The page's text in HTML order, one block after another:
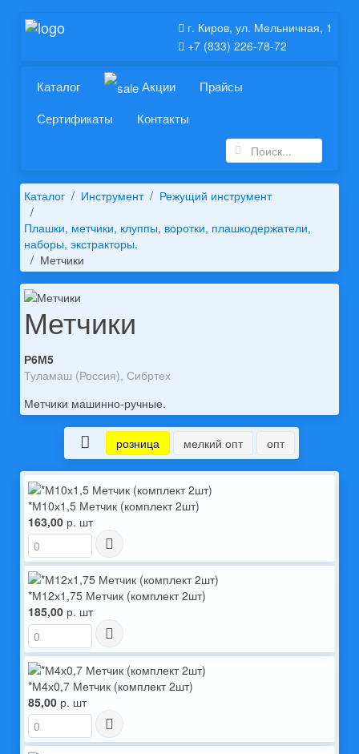
г. Киров, ул. Мельничная, 1
+7 (833) 226-78-72
Каталог Акции
Прайсы
Сертификаты
Контакты
Каталог Инструмент
Режущий инструмент
Плашки, метчики, клуппы, воротки, плашкодержатели,
наборы, экстракторы.
Метчики
Метчики
Р6М5
Туламаш (Россия), Сибртех
Метчики машинно-ручные.
розница мелкий опт опт
*М10х1,5 Метчик (комплект 2шт)
163,00 р. шт
*М12х1,75 Метчик (комплект 2шт)
185,00 р. шт
*М4х0,7 Метчик (комплект 2шт)
85,00 р. шт